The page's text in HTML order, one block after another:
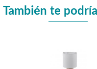
También te